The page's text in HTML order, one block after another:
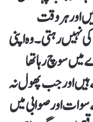
اور ہر وقت
نہیں رہتی ۔ وہ اپنی
میں سوچ رہا تھا
ہیں اور جب پھول نہ
سوات اور صوابی میں